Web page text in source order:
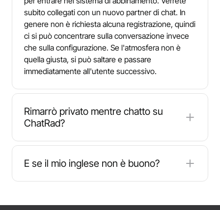
subito collegati con un nuovo partner di chat. In
genere non è richiesta alcuna registrazione, quindi
ci si può concentrare sulla conversazione invece
che sulla configurazione. Se l'atmosfera non è
quella giusta, si può saltare e passare
immediatamente all'utente successivo.
Rimarrò privato mentre chatto su
ChatRad?
ChatRad è stato progettato per le chat anonime,
quindi la vostra identità è privata per impostazione
predefinita. Non è necessario condividere il
proprio nome reale, i profili sociali o i dettagli di
vostro agio e utilizzate i controlli "next/skip" per
E se il mio inglese non è buono?